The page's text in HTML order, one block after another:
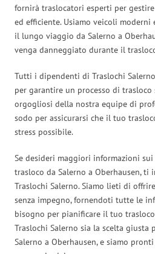
fornirà traslocatori esperti per
ed efficiente. Usiamo veicoli
il lungo viaggio da Salerno a
venga danneggiato durante il
Tutti i dipendenti di Traslochi
per garantire un processo di trasloco
orgogliosi della nostra equipe di
sodo per assicurarsi che il tuo
stress possibile.
Se desideri maggiori informazioni
trasloco da Salerno a Oberhausen,
Traslochi Salerno. Siamo lieti di
senza impegno, fornendoti tutte le
bisogno per pianificare il tuo
Traslochi Salerno sia la scelta giusta
Salerno a Oberhausen, e siamo